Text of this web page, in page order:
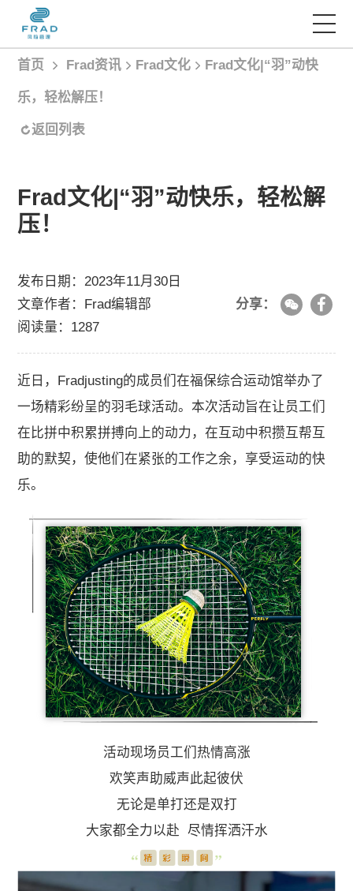
首页
服务项目
经典案例
Frad资讯
关于我们
加入我们
首页 Frad资讯 Frad文化 Frad文化|“羽”动快
乐，轻松解压！
返回列表
Frad文化|“羽”动快乐，轻松解
压！
发布日期：2023年11月30日
文章作者：Frad编辑部
阅读量：1287
分享：
近日，Fradjusting的成员们在福保综合运动馆举办了
一场精彩纷呈的羽毛球活动。本次活动旨在让员工们
在比拼中积累拼搏向上的动力，在互动中积攒互帮互
助的默契，使他们在紧张的工作之余，享受运动的快
乐。
活动现场员工们热情高涨
欢笑声助威声此起彼伏
无论是单打还是双打
大家都全力以赴 尽情挥洒汗水